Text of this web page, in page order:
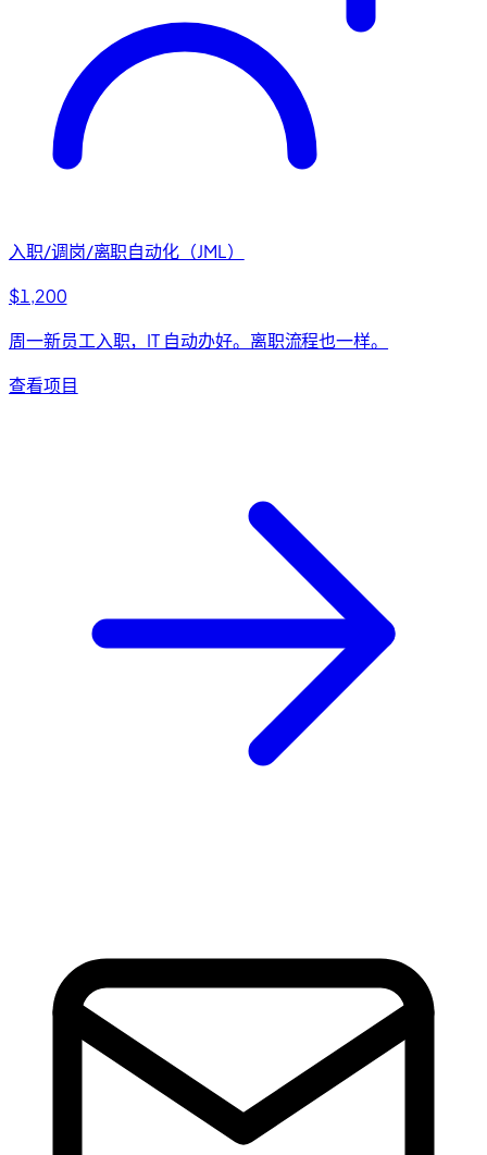
入职/调岗/离职自动化（JML）
$1,200
周一新员工入职，IT 自动办好。离职流程也一样。
查看项目